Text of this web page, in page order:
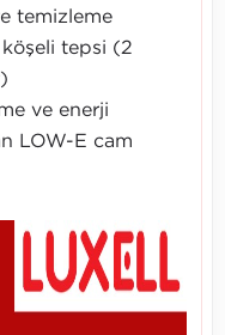
temizleme
tepsi (2
ve enerji
LOW-E cam